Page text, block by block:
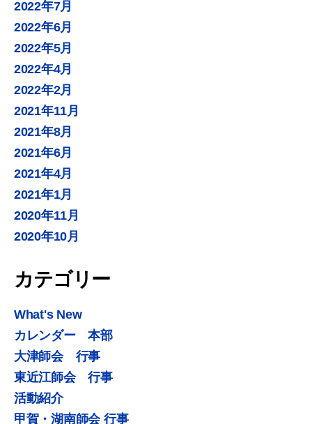
2022年7月
2022年6月
2022年5月
2022年4月
2022年2月
2021年11月
2021年8月
2021年6月
2021年4月
2021年1月
2020年11月
2020年10月
カテゴリー
What's New
カレンダー 本部
大津師会 行事
東近江師会 行事
活動紹介
甲賀・湖南師会 行事